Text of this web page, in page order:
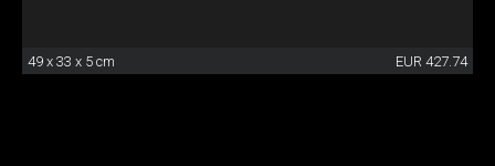
49 x 33 x 5 cm EUR 427.74